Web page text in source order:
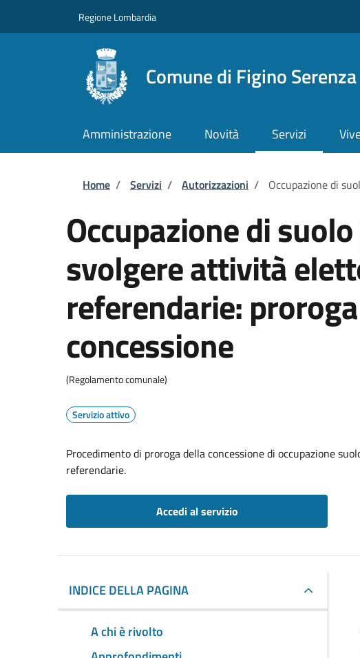
Regione Lombardia
Comune di Figino Serenza
Amministrazione Novità Servizi
Briciole di pane
Home / Servizi / Autorizzazioni / Occupazione di
Occupazione di
svolgere attività
referendarie:
concessione
(Regolamento comunale)
Servizio attivo
Procedimento di proroga della concessione di occupazione
referendarie.
Accedi al servizio
INDICE DELLA PAGINA
A chi è rivolto